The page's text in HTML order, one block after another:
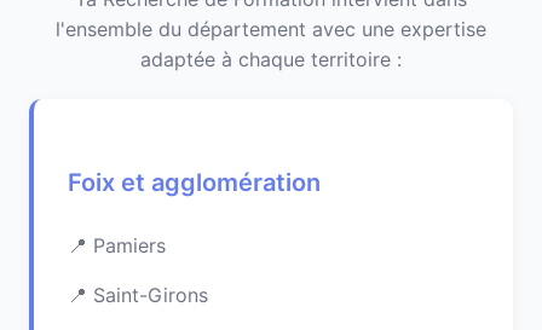
l'ensemble du département avec une expertise
adaptée à chaque territoire :
Foix et agglomération
Pamiers
Saint-Girons